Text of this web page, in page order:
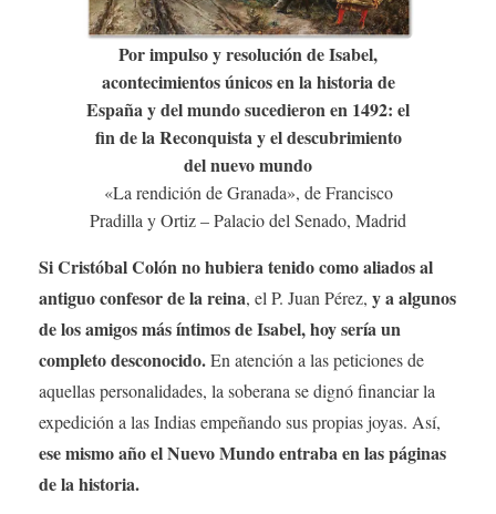
Por impulso y resolución de Isabel,
acontecimientos únicos en la historia de
España y del mundo sucedieron en 1492: el
fin de la Reconquista y el descubrimiento
del nuevo mundo
«La rendición de Granada», de Francisco
Pradilla y Ortiz – Palacio del Senado, Madrid
Si Cristóbal Colón no hubiera tenido como aliados al
antiguo confesor de la reina, el P. Juan Pérez, y a algunos
de los amigos más íntimos de Isabel, hoy sería un
completo desconocido.En atención a las peticiones de
aquellas personalidades, la soberana se dignó financiar la
expedición a las Indias empeñando sus propias joyas. Así,
ese mismo año el Nuevo Mundo entraba en las páginas
de la historia.